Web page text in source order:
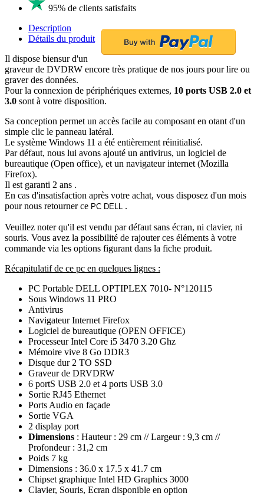
95% de clients satisfaits
Description
Détails du produit
Il dispose biensur d'un
graveur de DVDRW encore très pratique de nos jours pour lire ou
graver des données.
Pour la connexion de périphériques externes, 10 ports USB 2.0 et
3.0 sont à votre disposition.
Sa conception permet un accès facile au composant en otant d'un
simple clic le panneau latéral.
Le système Windows 11 a été entièrement réinitialisé.
Par défaut, nous lui avons ajouté un antivirus, un logiciel de
bureautique (Open office), et un navigateur internet (Mozilla
Firefox).
Il est garanti 2 ans .
En cas d'insatisfaction après votre achat, vous disposez d'un mois
pour nous retourner ce PC DELL .
Veuillez noter qu'il est vendu par défaut sans écran, ni clavier, ni
souris. Vous avez la possibilité de rajouter ces éléments à votre
commande via les options figurant dans la fiche produit.
Récapitulatif de ce pc en quelques lignes :
PC Portable DELL OPTIPLEX 7010- N°120115
Sous Windows 11 PRO
Antivirus
Navigateur Internet Firefox
Logiciel de bureautique (OPEN OFFICE)
Processeur Intel Core i5 3470 3.20 Ghz
Mémoire vive 8 Go DDR3
Disque dur 2 TO SSD
Graveur de DRVDRW
6 portS USB 2.0 et 4 ports USB 3.0
Sortie RJ45 Ethernet
Ports Audio en façade
Sortie VGA
2 display port
Dimensions : Hauteur : 29 cm // Largeur : 9,3 cm //
Profondeur : 31,2 cm
Poids 7 kg
Dimensions : 36.0 x 17.5 x 41.7 cm
Chipset graphique Intel HD Graphics 3000
Clavier, Souris, Ecran disponible en option